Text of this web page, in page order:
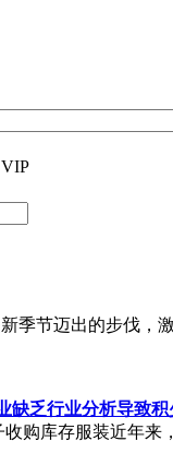
VIP
新季节迈出的步伐，
缺乏行业分析导致
收购库存服装 近年来